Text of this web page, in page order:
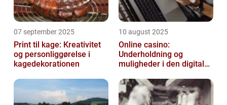
07 september 2025
Print til kage: Kreativitet
og personliggørelse i
kagedekorationen
10 august 2025
Online casino:
Underholdning og
muligheder i den digitale